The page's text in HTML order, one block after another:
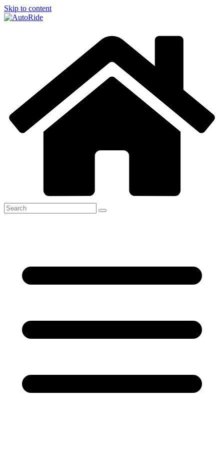
Skip to content